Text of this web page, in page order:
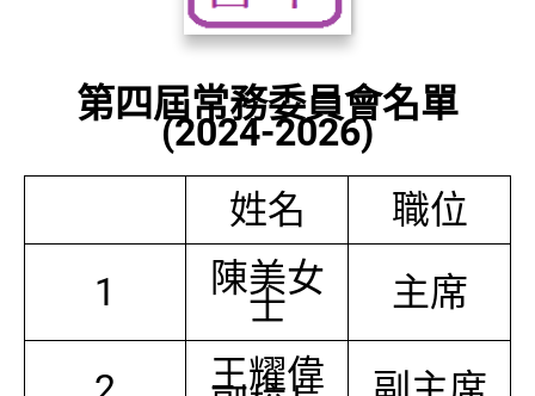
第四屆常務委員會名單
(2024-2026)
姓名
職位
1
陳美女
士 主席
王耀偉